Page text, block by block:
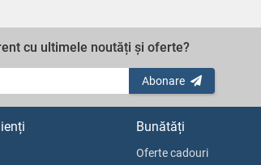
cu ultimele noutăți și oferte?
Abonare
Bunătăți
Oferte cadouri